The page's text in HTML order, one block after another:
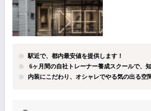
駅近で、都内最安値を提供します！
6ヶ月間の自社トレーナー養成スクールで、
内装にこだわり、オシャレでやる気の出る空